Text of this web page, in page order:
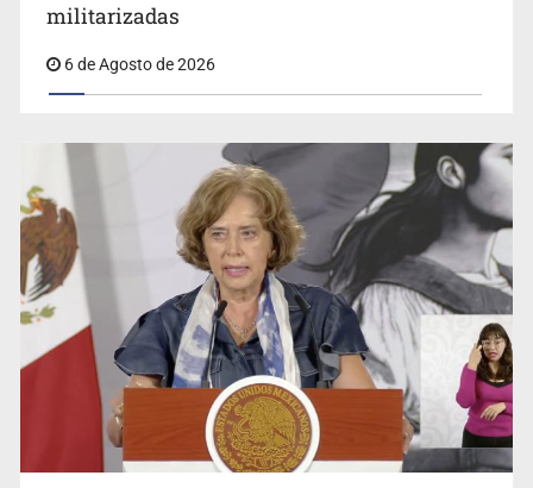
Tiene Zapopan las colonias más caras del país para
vivir
militarizadas
6 de Agosto de 2026